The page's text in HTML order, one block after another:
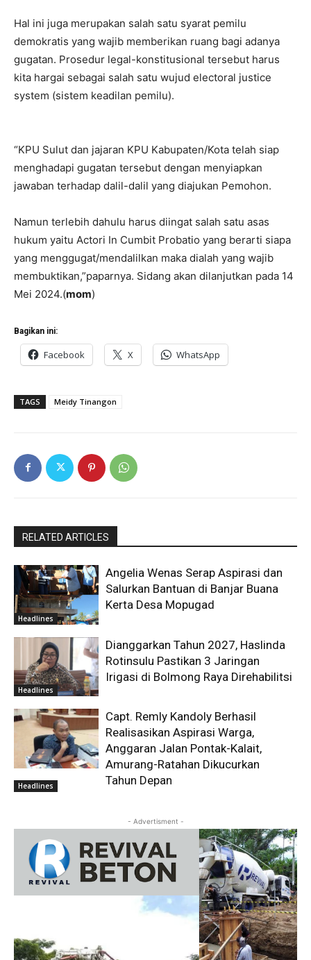
Hal ini juga merupakan salah satu syarat pemilu
demokratis yang wajib memberikan ruang bagi adanya
gugatan. Prosedur legal-konstitusional tersebut harus
kita hargai sebagai salah satu wujud electoral justice
system (sistem keadilan pemilu).
“KPU Sulut dan jajaran KPU Kabupaten/Kota telah siap
menghadapi gugatan tersebut dengan menyiapkan
jawaban terhadap dalil-dalil yang diajukan Pemohon.
Namun terlebih dahulu harus diingat salah satu asas
hukum yaitu Actori In Cumbit Probatio yang berarti siapa
yang menggugat/mendalilkan maka dialah yang wajib
membuktikan,”paparnya. Sidang akan dilanjutkan pada 14
Mei 2024.(mom)
Bagikan ini:
Facebook X WhatsApp
TAGS Meidy Tinangon
RELATED ARTICLES
Headlines
Angelia Wenas Serap Aspirasi dan
Salurkan Bantuan di Banjar Buana
Kerta Desa Mopugad
Headlines
Dianggarkan Tahun 2027, Haslinda
Rotinsulu Pastikan 3 Jaringan
Irigasi di Bolmong Raya Direhabilitsi
Headlines
Capt. Remly Kandoly Berhasil
Realisasikan Aspirasi Warga,
Anggaran Jalan Pontak-Kalait,
Amurang-Ratahan Dikucurkan
Tahun Depan
- Advertisment -